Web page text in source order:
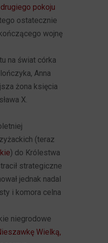
drugiego pokoju
ostatecznie
wojnę
na świat córka
Anna
żona księcia
X.
(teraz
) do Królestwa
strategiczne
jednak nadal
i komora celna
niegrodowe
Wielką,